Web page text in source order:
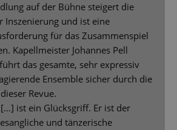
auf der Bühne steigert die
Inszenierung und ist eine
für das Zusammenspiel
Kapellmeister Johannes Pell
das gesamte, sehr expressiv
Ensemble sicher durch die
Revue.
ist ein Glücksgriff. Er ist der
und tänzerische